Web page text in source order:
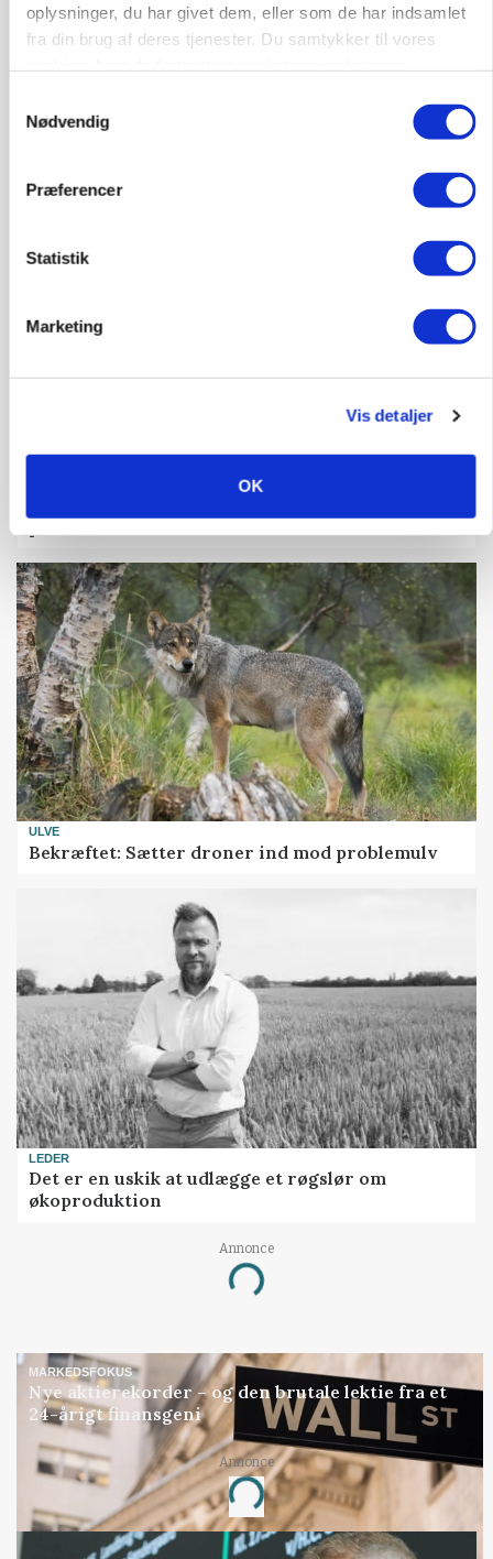
oplysninger, du har givet dem, eller som de har indsamlet
fra din brug af deres tjenester. Du samtykker til vores
Nødvendig
Præferencer
Statistik
Marketing
Vis detaljer
OK
Annonce
Før såmaskinen kører: Her er efterårets største
presset marked for oksekød
ULVE
Bekræftet: Sætter droner ind mod problemulv
LEDER
Det er en uskik at udlægge et røgslør om
økoproduktion
Annonce
Loading...
MARKEDSFOKUS
Nye aktierekorder – og den brutale lektie fra et
24-årigt finansgeni
Annonce
Loading...